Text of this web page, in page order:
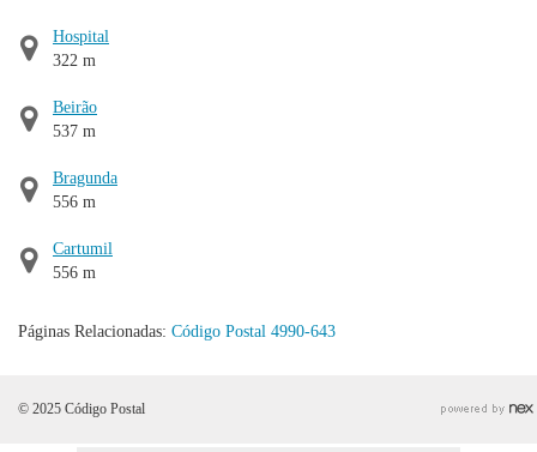
Hospital
322 m
Beirão
537 m
Bragunda
556 m
Cartumil
556 m
Páginas Relacionadas: Código Postal 4990-643
© 2025 Código Postal